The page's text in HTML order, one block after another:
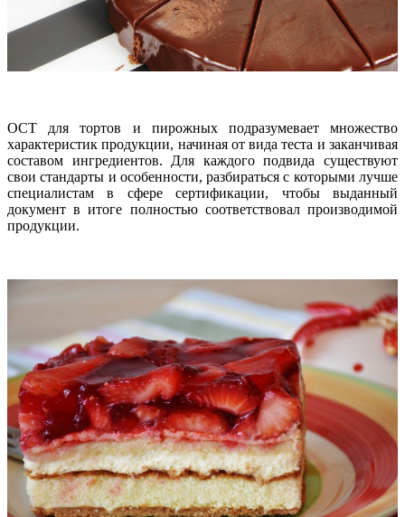
ОСТ для тортов и пирожных подразумевает множество
характеристик продукции, начиная от вида теста и заканчивая
составом ингредиентов. Для каждого подвида существуют
свои стандарты и особенности, разбираться с которыми лучше
специалистам в сфере сертификации, чтобы выданный
документ в итоге полностью соответствовал производимой
продукции.